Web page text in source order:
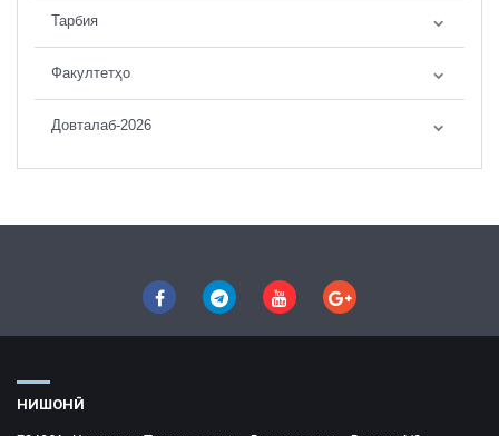
Тарбия
Факултетҳо
Довталаб-2026
НИШОНӢ